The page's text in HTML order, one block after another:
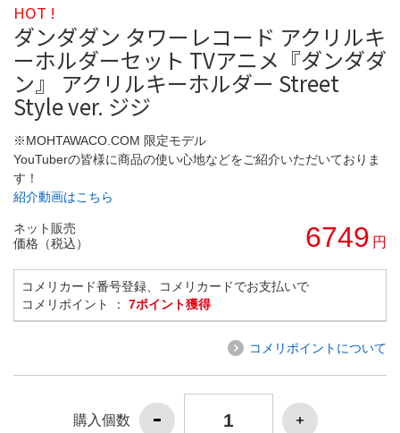
HOT !
ダンダダン タワーレコード アクリルキ
ーホルダーセット TVアニメ『ダンダダ
ン』 アクリルキーホルダー Street
Style ver. ジジ
※MOHTAWACO.COM 限定モデル
YouTuberの皆様に商品の使い心地などをご紹介いただいておりま
す！
紹介動画はこちら
ネット販売
価格（税込）
6749 円
コメリカード番号登録、コメリカードでお支払いで
コメリポイント ： 7ポイント獲得
コメリポイントについて
購入個数